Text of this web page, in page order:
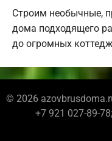
Строим необычные,
дома подходящего
до огромных
© 2026
+7 921 027-89-